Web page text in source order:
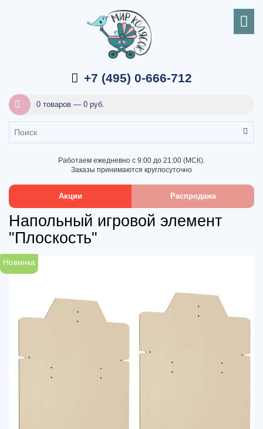
+7 (495) 0-666-712
0 товаров — 0 руб.
Работаем ежедневно с 9:00 до 21:00 (МСК).
Заказы принимаются круглосуточно
Акции Распродажа
Напольный игровой элемент
"Плоскость"
Новинка